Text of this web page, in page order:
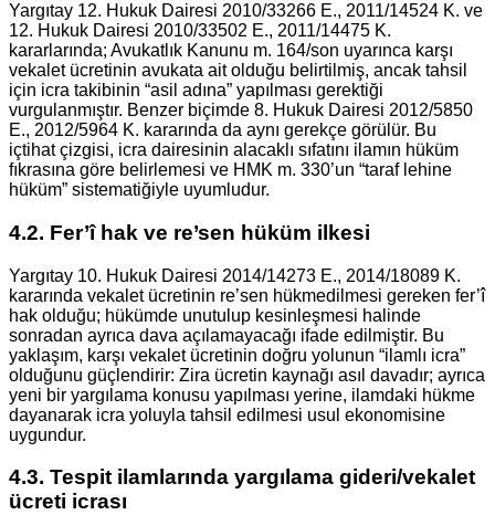
Yargıtay 12. Hukuk Dairesi 2010/33266 E., 2011/14524 K. ve
12. Hukuk Dairesi 2010/33502 E., 2011/14475 K.
kararlarında; Avukatlık Kanunu m. 164/son uyarınca karşı
vekalet ücretinin avukata ait olduğu belirtilmiş, ancak tahsil
için icra takibinin “asil adına” yapılması gerektiği
vurgulanmıştır. Benzer biçimde 8. Hukuk Dairesi 2012/5850
E., 2012/5964 K. kararında da aynı gerekçe görülür. Bu
içtihat çizgisi, icra dairesinin alacaklı sıfatını ilamın hüküm
fıkrasına göre belirlemesi ve HMK m. 330’un “taraf lehine
hüküm” sistematiğiyle uyumludur.
4.2. Fer’î hak ve re’sen hüküm ilkesi
Yargıtay 10. Hukuk Dairesi 2014/14273 E., 2014/18089 K.
kararında vekalet ücretinin re’sen hükmedilmesi gereken fer’î
hak olduğu; hükümde unutulup kesinleşmesi halinde
sonradan ayrıca dava açılamayacağı ifade edilmiştir. Bu
yaklaşım, karşı vekalet ücretinin doğru yolunun “ilamlı icra”
olduğunu güçlendirir: Zira ücretin kaynağı asıl davadır; ayrıca
yeni bir yargılama konusu yapılması yerine, ilamdaki hükme
dayanarak icra yoluyla tahsil edilmesi usul ekonomisine
uygundur.
4.3. Tespit ilamlarında yargılama gideri/vekalet
ücreti icrası